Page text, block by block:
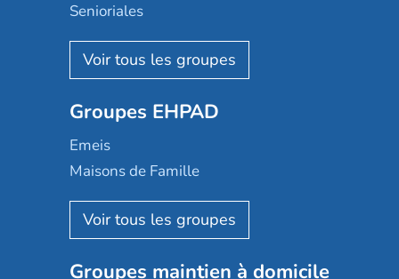
Senioriales
Nohée
Les Résidentiels
Mobicap
Domusvi
Happy Senior
Aquarelia
Nexity edenea
Les jardins d'Arcadie
Groupes EHPAD
Emeis
Maisons de Famille
Korian
Emera
Groupe SOS
Groupes maintien à domicile